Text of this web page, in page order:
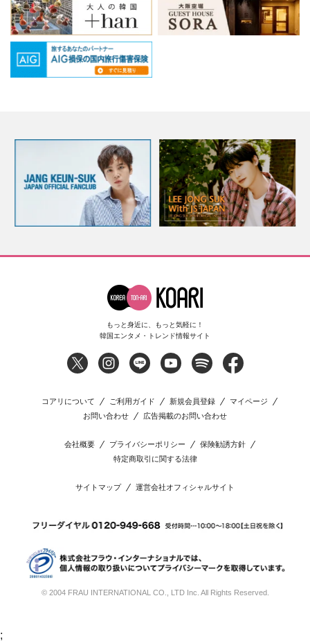
もっと身近に、もっと気軽に！
韓国エンタメ・トレンド情報サイト
コアリについて ご利用ガイド 新規会員登録
マイページ
お問い合わせ
広告掲載のお問い合わせ
会社概要 プライバシーポリシー
保険勧誘方針
特定商取引に関する法律
サイトマップ 運営会社オフィシャルサイト
© 2004 FRAU INTERNATIONAL CO., LTD Inc. All Rights Reserved.
;